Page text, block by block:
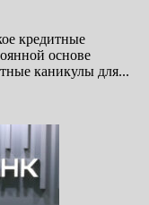
кредитные
основе
каникулы для...